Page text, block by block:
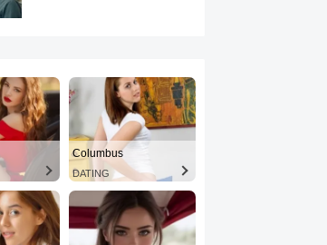
Columbus
DATING